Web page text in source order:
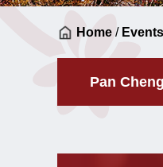
Home / Events
Pan